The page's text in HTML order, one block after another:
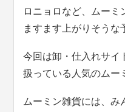
ロニョロなど、ムー
ますます上がりそうな
今回は卸・仕入れサイ
扱っている人気のムー
ムーミン雑貨には、み